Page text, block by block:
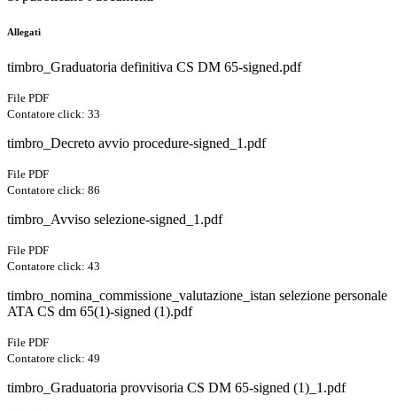
Allegati
timbro_Graduatoria definitiva CS DM 65-signed.pdf
File PDF
Contatore click: 33
timbro_Decreto avvio procedure-signed_1.pdf
File PDF
Contatore click: 86
timbro_Avviso selezione-signed_1.pdf
File PDF
Contatore click: 43
timbro_nomina_commissione_valutazione_istan selezione personale
ATA CS dm 65(1)-signed (1).pdf
File PDF
Contatore click: 49
timbro_Graduatoria provvisoria CS DM 65-signed (1)_1.pdf